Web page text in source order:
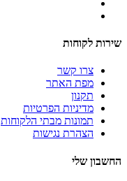
שירות לקוחות
צרו קשר
מפת האתר
תקנון
מדיניות הפרטיות
תמונות מבתי הלקוחות
הצהרת נגישות
החשבון שלי